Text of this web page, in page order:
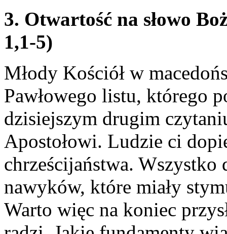
3. Otwartość na słowo
1,1-5)
Młody Kościół w
Pawłowego listu, którego
dzisiejszym drugim
Apostołowi. Ludzie ci
chrześcijaństwa.
nawyków, które miały
Warto więc na koniec